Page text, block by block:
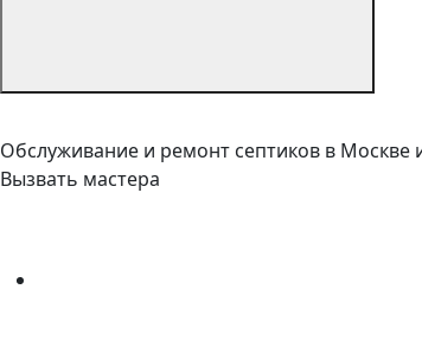
Обслуживание и ремонт септиков в Москве
Вызвать мастера